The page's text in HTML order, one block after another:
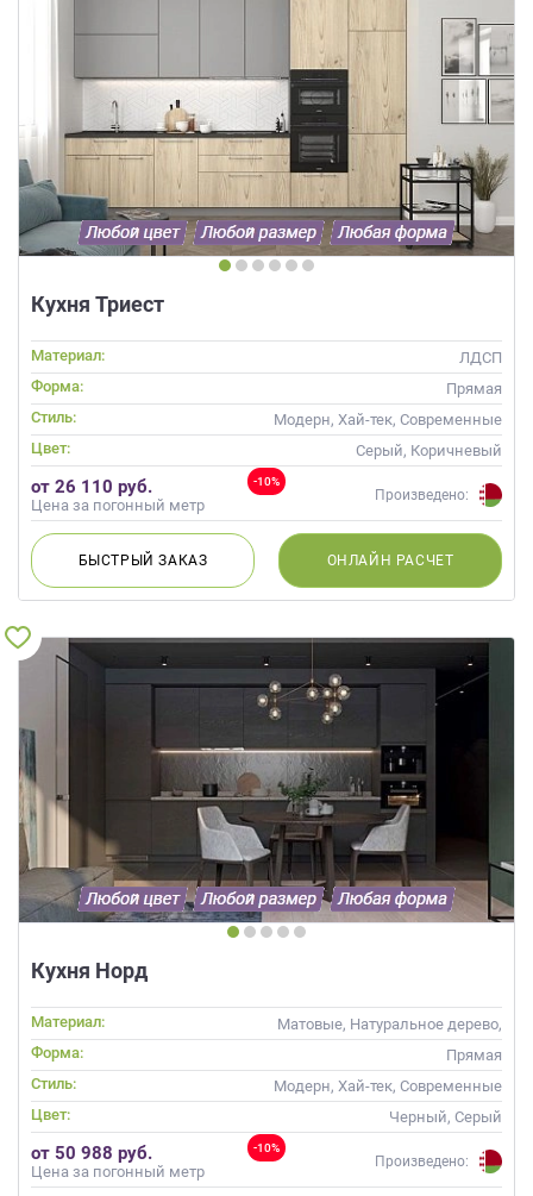
Кухня Триест
Материал:
ЛДСП
Форма:
Прямая
Стиль:
Модерн, Хай-тек, Современные
Цвет:
Серый, Коричневый
-10%
от 26 110 руб.
Цена за погонный метр
Произведено:
БЫСТРЫЙЗАКАЗ ОНЛАЙН РАСЧЕТ
Кухня Норд
Материал:
Матовые, Натуральное дерево,
Шпон
Форма:
Прямая
Стиль:
Модерн, Хай-тек, Современные
Цвет:
Черный, Серый
-10%
от 50 988 руб.
Цена за погонный метр
Произведено: